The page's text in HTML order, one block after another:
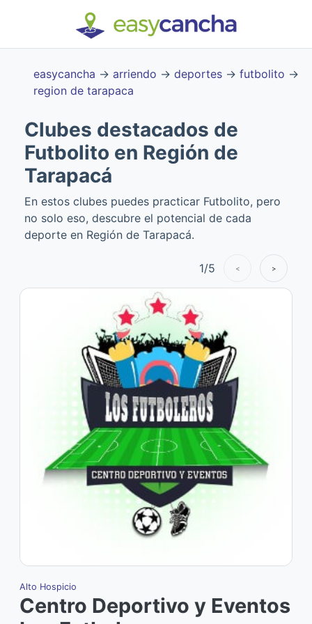
easycancha → arriendo → deportes → futbolito →
region de tarapaca
Alto Hospicio
Centro Deportivo y Eventos
Clubes destacados de
Futbolito en Región de
Tarapacá
En estos clubes puedes practicar Futbolito, pero
no solo eso, descubre el potencial de cada
deporte en Región de Tarapacá.
1/5 < >